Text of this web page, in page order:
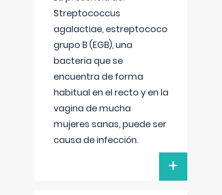
Streptococcus
agalactiae, estreptococo
grupo B (EGB), una
bacteria que se
encuentra de forma
habitual en el recto y en la
vagina de mucha
mujeres sanas, puede ser
causa de infección.
+